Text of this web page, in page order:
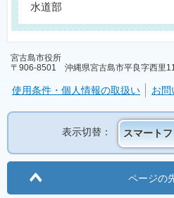
水道部
宮古島市役所
〒906-8501 沖縄県宮古島市平良字西里
使用条件・個人情報の取扱い お問
表示切替： スマート
ページの